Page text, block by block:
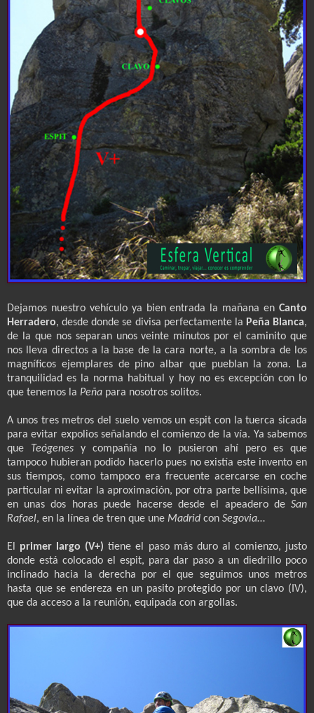
Dejamos nuestro vehículo ya bien entrada la mañana en Canto
Herradero, desde donde se divisa perfectamente la Peña Blanca,
de la que nos separan unos veinte minutos por el caminito que
nos lleva directos a la base de la cara norte, a la sombra de los
magníficos ejemplares de pino albar que pueblan la zona. La
tranquilidad es la norma habitual y hoy no es excepción con lo
que tenemos la Peña para nosotros solitos.
A unos tres metros del suelo vemos un espit con la tuerca sicada
para evitar expolios señalando el comienzo de la vía. Ya sabemos
que Teógenes y compañía no lo pusieron ahí pero es que
tampoco hubieran podido hacerlo pues no existía este invento en
sus tiempos, como tampoco era frecuente acercarse en coche
particular ni evitar la aproximación, por otra parte bellísima, que
en unas dos horas puede hacerse desde el apeadero de San
Rafael, en la línea de tren que une Madrid con Segovia…
El primer largo (V+)tiene el paso más duro al comienzo, justo
donde está colocado el espit, para dar paso a un diedrillo poco
inclinado hacia la derecha por el que seguimos unos metros
hasta que se endereza en un pasito protegido por un clavo (IV),
que da acceso a la reunión, equipada con argollas.